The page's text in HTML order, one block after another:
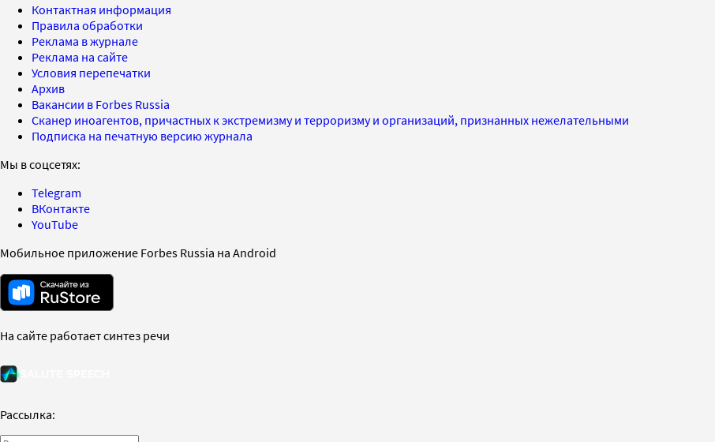
Контактная информация
Правила обработки
Реклама в журнале
Реклама на сайте
Условия перепечатки
Архив
Вакансии в Forbes Russia
Сканер иноагентов, причастных к экстремизму и терроризму и организаций, признанных нежелательными
Подписка на печатную версию журнала
Мы в соцсетях:
Telegram
ВКонтакте
YouTube
Мобильное приложение Forbes Russia на Android
На сайте работает синтез речи
Рассылка: